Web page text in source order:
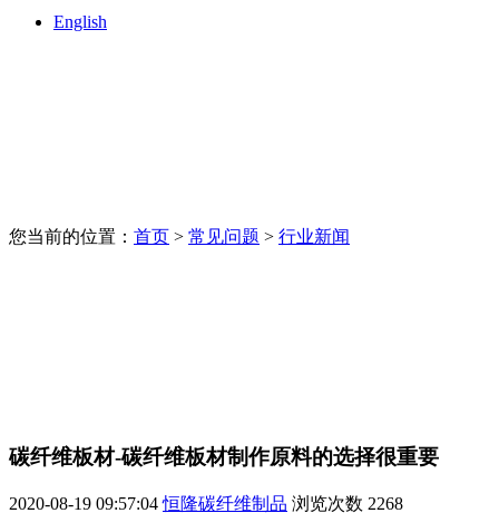
English
您当前的位置： 首页 > 常见问题 > 行业新闻
碳纤维板材-碳纤维板材制作原料的选择很重要
2020-08-19 09:57:04 恒隆碳纤维制品 浏览次数 2268